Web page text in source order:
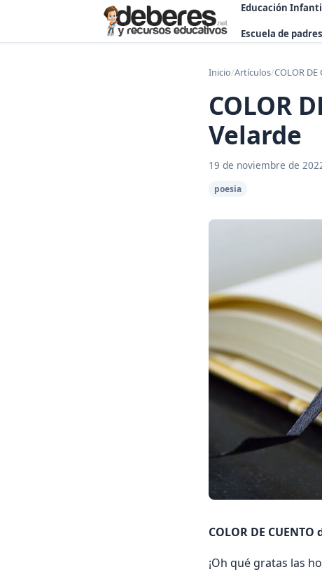
Educación
Escuela de padres
Inicio/Artículos/COLOR
COLOR
Velarde
19 de noviembre de
poesia
COLOR DE
¡Oh qué gratas las